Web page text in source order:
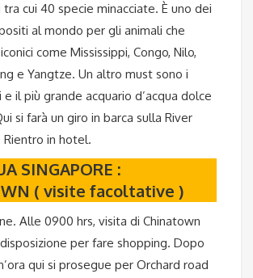
cui 40 specie minacciate. È uno dei
al mondo per gli animali che
come Mississippi, Congo, Nilo,
e Yangtze. Un altro must sono i
il più grande acquario d’acqua dolce
si farà un giro in barca sulla River
Rientro in hotel.
SINGAPORE :
( visite facoltative )
Alle 0900 hrs, visita di Chinatown
per fare shopping. Dopo
qui si prosegue per Orchard road